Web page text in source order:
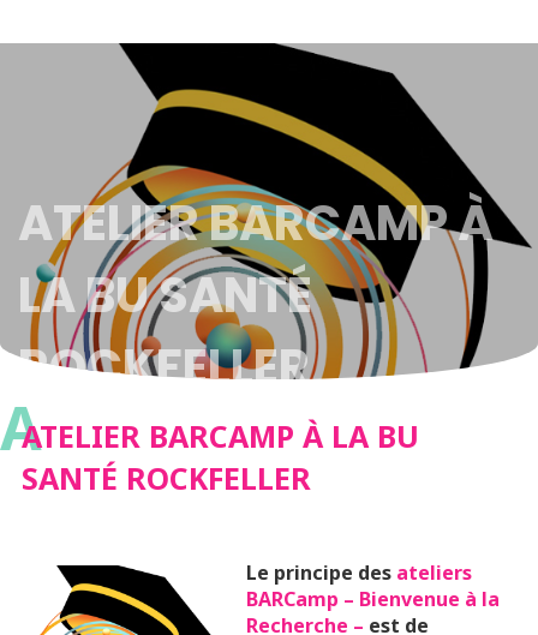
ATELIER BARCAMP À
LA BU SANTÉ
ROCKFELLER
AATELIER BARCAMP À LA BU
SANTÉ ROCKFELLER
Le principe des ateliers
BARCamp – Bienvenue à la
Recherche – est de